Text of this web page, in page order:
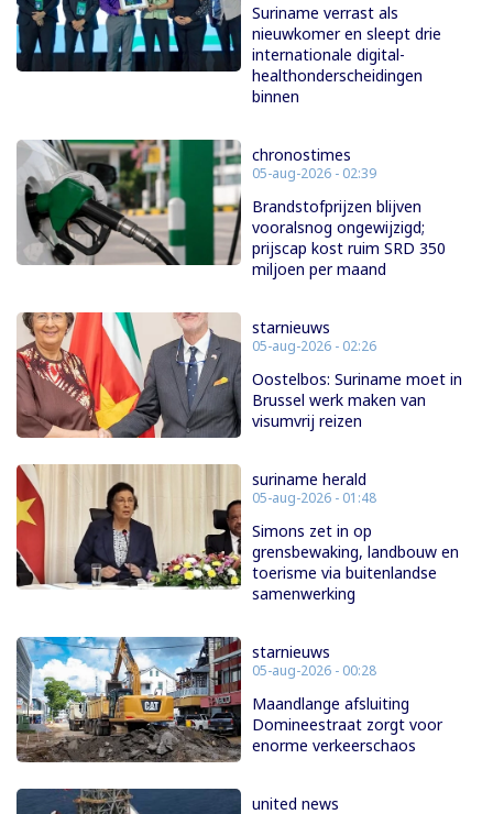
Suriname verrast als
nieuwkomer en sleept drie
internationale digital-
healthonderscheidingen
binnen
chronostimes
05-aug-2026 - 02:39
Brandstofprijzen blijven
vooralsnog ongewijzigd;
prijscap kost ruim SRD 350
miljoen per maand
starnieuws
05-aug-2026 - 02:26
Oostelbos: Suriname moet in
Brussel werk maken van
visumvrij reizen
suriname herald
05-aug-2026 - 01:48
Simons zet in op
grensbewaking, landbouw en
toerisme via buitenlandse
samenwerking
starnieuws
05-aug-2026 - 00:28
Maandlange afsluiting
Domineestraat zorgt voor
enorme verkeerschaos
united news